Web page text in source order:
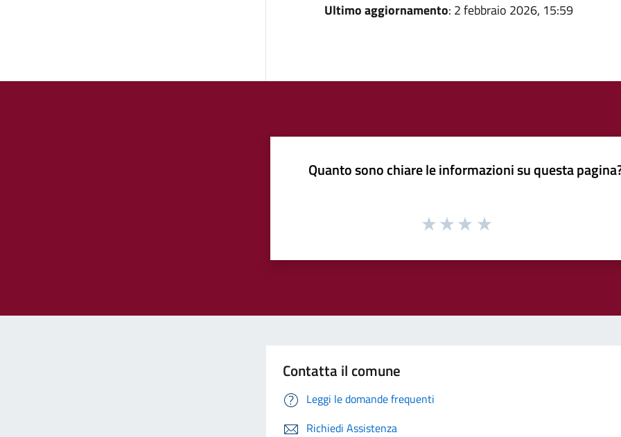
Ultimo aggiornamento: 2 febbraio 2026, 15:59
Quanto sono chiare le informazioni su questa
Contatta il comune
Leggi le domande frequenti
Richiedi Assistenza